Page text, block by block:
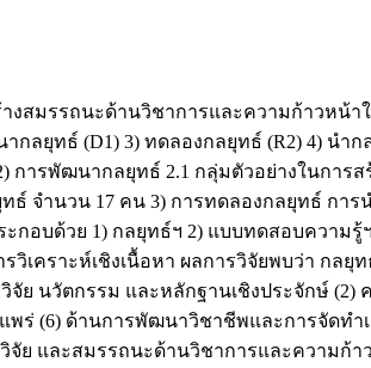
สมรรถนะด้านวิชาการและความก้าวหน้
ลยุทธ์ (D1) 3) ทดลองกลยุทธ์ (R2) 4) น
การพัฒนากลยุทธ์ 2.1 กลุ่มตัวอย่างในกา
ธ์ จำนวน 17 คน 3) การทดลองกลยุทธ์ ก
กอบด้วย 1) กลยุทธ์ฯ 2) แบบทดสอบควา
รวิเคราะห์เชิงเนื้อหา ผลการวิจัยพบว่า
ย นวัตกรรม และหลักฐานเชิงประจักษ์
พร่ (6) ด้านการพัฒนาวิชาชีพและการจัด
วิจัย และสมรรถนะด้านวิชาการและควา